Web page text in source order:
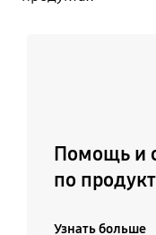
Помощь и
по
Узнать больше